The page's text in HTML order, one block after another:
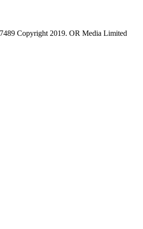
Copyright 2019. OR Media Limited